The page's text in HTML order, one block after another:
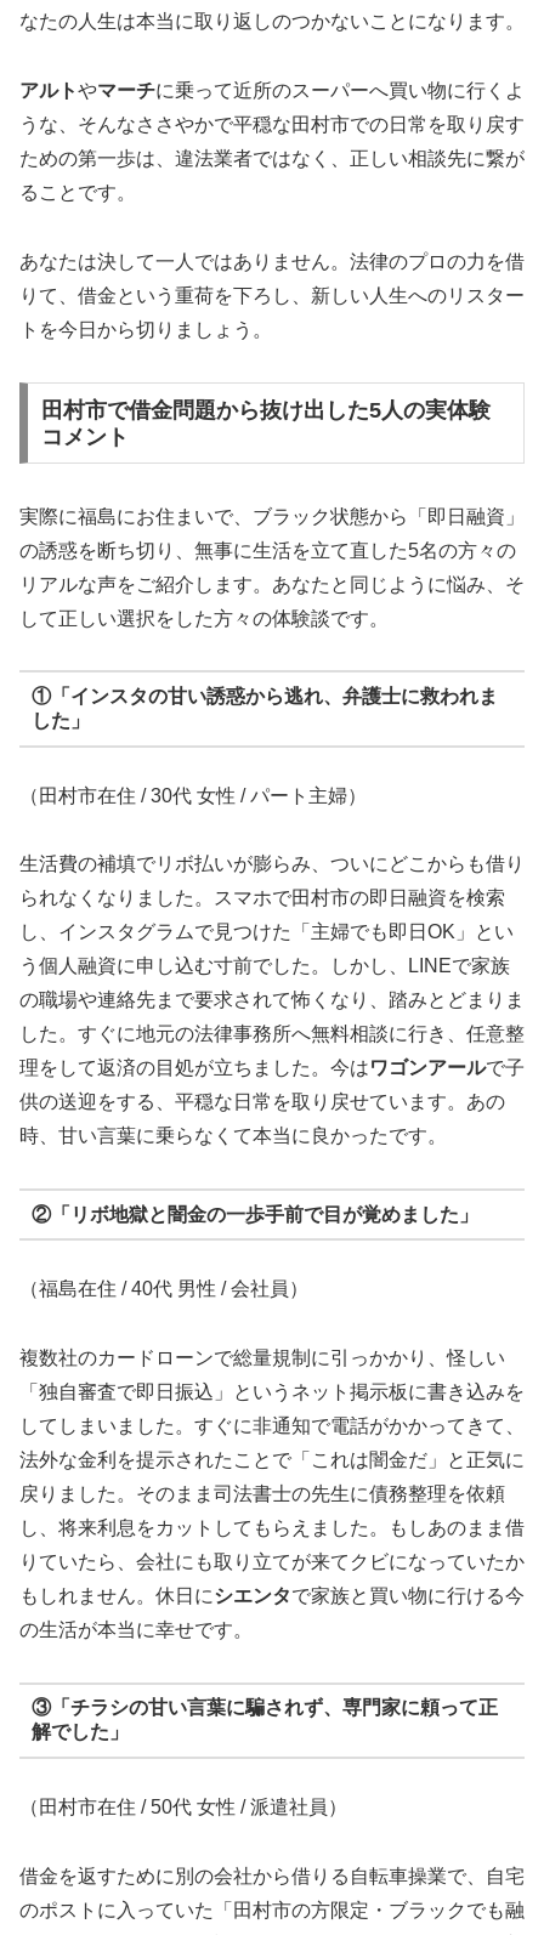
なたの人生は本当に取り返しのつかないことになります。
アルトやマーチに乗って近所のスーパーへ買い物に行くよ
うな、そんなささやかで平穏な田村市での日常を取り戻す
ための第一歩は、違法業者ではなく、正しい相談先に繋が
ることです。
あなたは決して一人ではありません。法律のプロの力を借
りて、借金という重荷を下ろし、新しい人生へのリスター
トを今日から切りましょう。
田村市で借金問題から抜け出した5人の実体験
コメント
実際に福島にお住まいで、ブラック状態から「即日融資」
の誘惑を断ち切り、無事に生活を立て直した5名の方々の
リアルな声をご紹介します。あなたと同じように悩み、そ
して正しい選択をした方々の体験談です。
①「インスタの甘い誘惑から逃れ、弁護士に救われま
した」
（田村市在住 / 30代 女性 / パート主婦）
生活費の補填でリボ払いが膨らみ、ついにどこからも借り
られなくなりました。スマホで田村市の即日融資を検索
し、インスタグラムで見つけた「主婦でも即日OK」とい
う個人融資に申し込む寸前でした。しかし、LINEで家族
の職場や連絡先まで要求されて怖くなり、踏みとどまりま
した。すぐに地元の法律事務所へ無料相談に行き、任意整
理をして返済の目処が立ちました。今はワゴンアールで子
供の送迎をする、平穏な日常を取り戻せています。あの
時、甘い言葉に乗らなくて本当に良かったです。
②「リボ地獄と闇金の一歩手前で目が覚めました」
（福島在住 / 40代 男性 / 会社員）
複数社のカードローンで総量規制に引っかかり、怪しい
「独自審査で即日振込」というネット掲示板に書き込みを
してしまいました。すぐに非通知で電話がかかってきて、
法外な金利を提示されたことで「これは闇金だ」と正気に
戻りました。そのまま司法書士の先生に債務整理を依頼
し、将来利息をカットしてもらえました。もしあのまま借
りていたら、会社にも取り立てが来てクビになっていたか
もしれません。休日にシエンタで家族と買い物に行ける今
の生活が本当に幸せです。
③「チラシの甘い言葉に騙されず、専門家に頼って正
解でした」
（田村市在住 / 50代 女性 / 派遣社員）
借金を返すために別の会社から借りる自転車操業で、自宅
のポストに入っていた「田村市の方限定・ブラックでも融